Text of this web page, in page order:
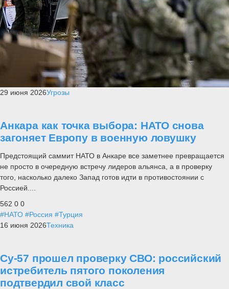
29 июня 2026Угрозы
Анкара как точка выбора: НАТО снова
загоняет Европу в военную ловушку
Предстоящий саммит НАТО в Анкаре все заметнее превращается
не просто в очередную встречу лидеров альянса, а в проверку
того, насколько далеко Запад готов идти в противостоянии с
Россией....
562 0 0
#НАТО #Россия #Турция
16 июня 2026Техника
Су-57 прошел проверку СВО: российский
истребитель пятого поколения
подтвердил свой класс